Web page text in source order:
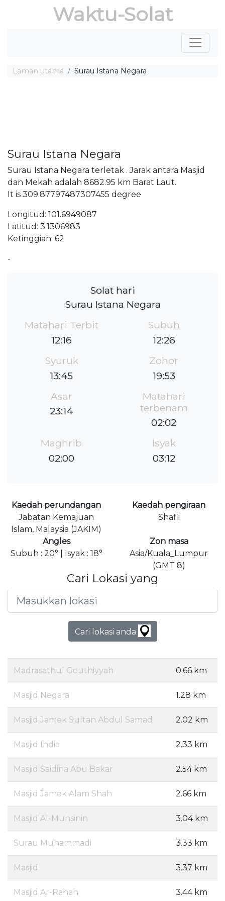
Waktu-Solat
Laman utama Surau Istana Negara
Surau Istana Negara
Surau Istana Negara terletak . Jarak antara Masjid
dan Mekah adalah 8682.95 km Barat Laut.
It is 309.87797487307455 degree
Longitud: 101.6949087
Latitud: 3.1306983
Ketinggian: 62
-
Solat hari
Surau Istana Negara
Matahari Terbit
12:16
Subuh
12:26
Syuruk
13:45
Zohor
19:53
Asar
23:14
Matahari
terbenam
02:02
Maghrib
02:00
Isyak
03:12
Kaedah perundangan
Jabatan Kemajuan
Islam, Malaysia (JAKIM)
Kaedah pengiraan
Shafii
Angles
Subuh : 20° | Isyak : 18°
Zon masa
Asia/Kuala_Lumpur
(GMT 8)
Cari Lokasi yang
Cari lokasi anda
Madrasathul Gouthiyyah 0.66 km
Masjid Negara 1.28 km
Masjid Jamek Sultan Abdul Samad 2.02 km
Masjid India 2.33 km
Masjid Saidina Abu Bakar 2.54 km
Masjid Jamek Alam Shah 2.66 km
Masjid Al-Muhsinin 3.04 km
Surau Muhammadi 3.33 km
Masjid 3.37 km
Masjid Ar-Rahah 3.44 km